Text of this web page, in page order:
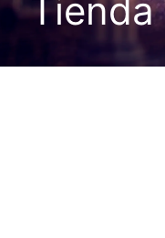
Tienda